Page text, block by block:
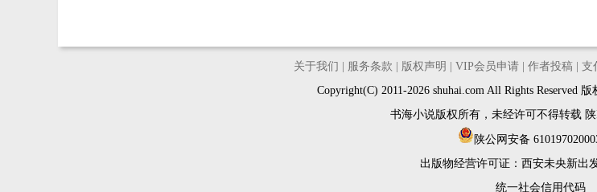
关于我们 服务条款 版权声明 VIP会员申请| 作者投稿| 支
Copyright(C) 2011-2026 shuhai.com All Rights Reserved
书海小说版权所有，未经许可不得转载
陕公网安备
出版物经营许可证： 西安未央新出
统一社会信用代码